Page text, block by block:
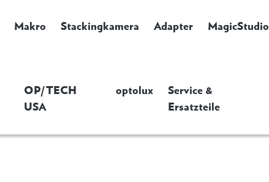
Makro Stackingkamera Adapter MagicStudio
OP/TECH
USA
optolux
Service &
Ersatzteile